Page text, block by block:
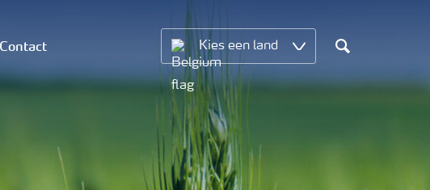
Contact Kies een land
Search